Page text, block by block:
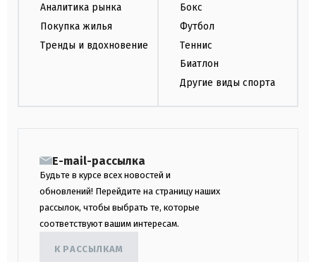
Аналитика рынка
Покупка жилья
Тренды и вдохновение
Бокс
Футбол
Теннис
Биатлон
Другие виды спорта
E-mail-рассылка
Будьте в курсе всех новостей и
обновлений! Перейдите на страницу наших
рассылок, чтобы выбрать те, которые
соответствуют вашим интересам.
К РАССЫЛКАМ